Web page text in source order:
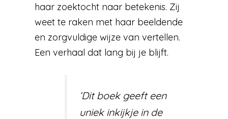
haar zoektocht naar betekenis. Zij
weet te raken met haar beeldende
en zorgvuldige wijze van vertellen.
Een verhaal dat lang bij je blijft.
‘Dit boek geeft een
uniek inkijkje in de